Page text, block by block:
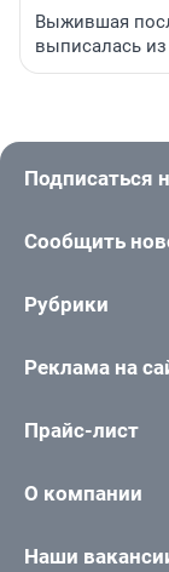
Выжившая
выписалась
Подписаться
Сообщить
Рубрики
Реклама на
Прайс-лист
О компании
Наши